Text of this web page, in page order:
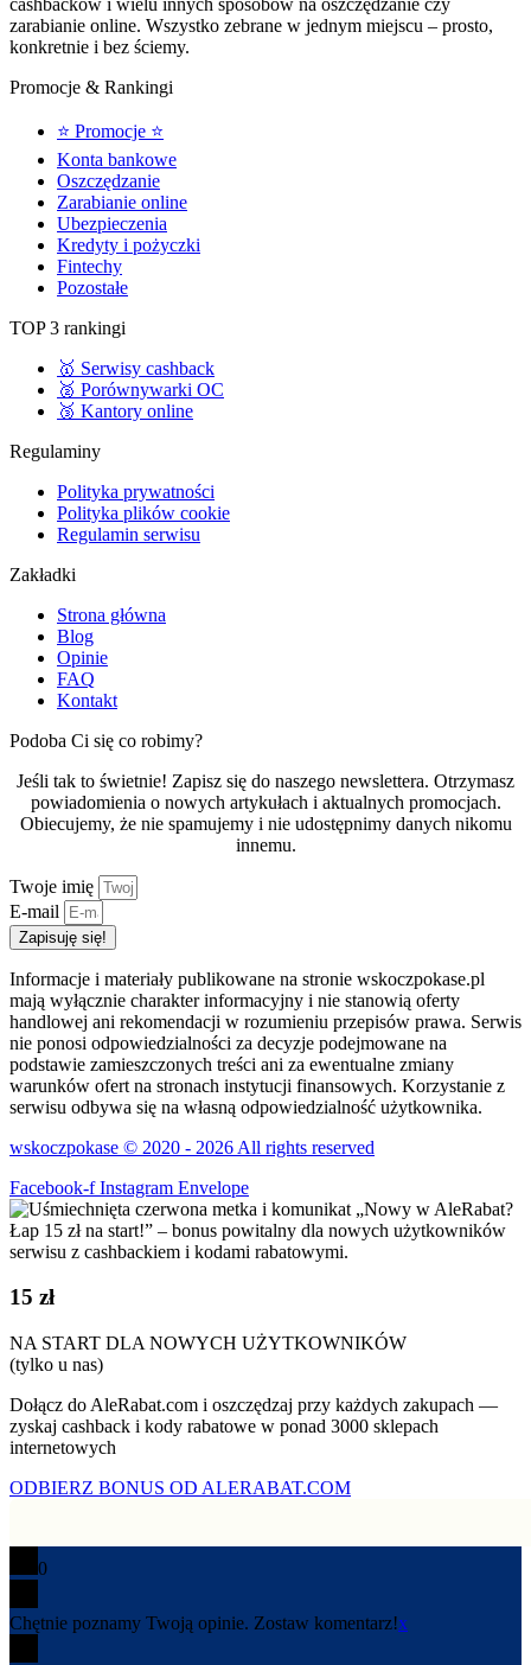
zarabianie online. Wszystko zebrane w jednym miejscu – prosto,
konkretnie i bez ściemy.
Promocje & Rankingi
⭐ Promocje ⭐
Konta bankowe
Oszczędzanie
Zarabianie online
Ubezpieczenia
Kredyty i pożyczki
Fintechy
Pozostałe
TOP 3 rankingi
🥇 Serwisy cashback
🥈 Porównywarki OC
🥉 Kantory online
Regulaminy
Polityka prywatności
Polityka plików cookie
Regulamin serwisu
Zakładki
Strona główna
Blog
Opinie
FAQ
Kontakt
Podoba Ci się co robimy?
Jeśli tak to świetnie! Zapisz się do naszego newslettera. Otrzymasz
powiadomienia o nowych artykułach i aktualnych promocjach.
Obiecujemy, że nie spamujemy i nie udostępnimy danych nikomu
innemu.
Twoje imię
E-mail
Zapisuję się!
Informacje i materiały publikowane na stronie wskoczpokase.pl
mają wyłącznie charakter informacyjny i nie stanowią oferty
handlowej ani rekomendacji w rozumieniu przepisów prawa. Serwis
nie ponosi odpowiedzialności za decyzje podejmowane na
podstawie zamieszczonych treści ani za ewentualne zmiany
warunków ofert na stronach instytucji finansowych. Korzystanie z
serwisu odbywa się na własną odpowiedzialność użytkownika.
wskoczpokase © 2020 - 2026 All rights reserved
Facebook-f Instagram Envelope
15 zł
NA START DLA NOWYCH UŻYTKOWNIKÓW
(tylko u nas)
Dołącz do AleRabat.com i oszczędzaj przy każdych zakupach —
zyskaj cashback i kody rabatowe w ponad 3000 sklepach
internetowych
ODBIERZ BONUS OD ALERABAT.COM
0
Chętnie poznamy Twoją opinie. Zostaw komentarz!x